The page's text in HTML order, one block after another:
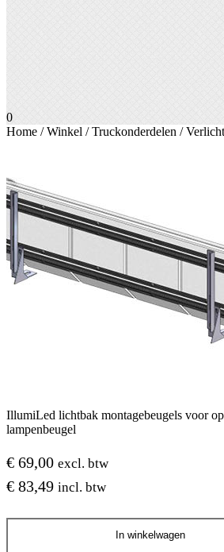
0
Home /Winkel /Truckonderdelen /
IllumiLed lichtbak montagebeugels voor op
lampenbeugel
€ 69,00 excl. btw
€ 83,49 incl. btw
IllumiLed
In winkelwagen